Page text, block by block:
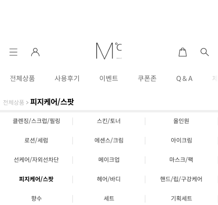
전체상품 사용후기 이벤트 쿠폰존 Q & A
전체상품 > 피지케어/스팟
클렌징/스크럽/필링 스킨/토너 올인원
로션/세럼 에센스/크림 아이크림
선케어/자외선차단 메이크업 마스크/팩
피지케어/스팟 헤어/바디 핸드/립/구강케어
향수 세트 기획세트